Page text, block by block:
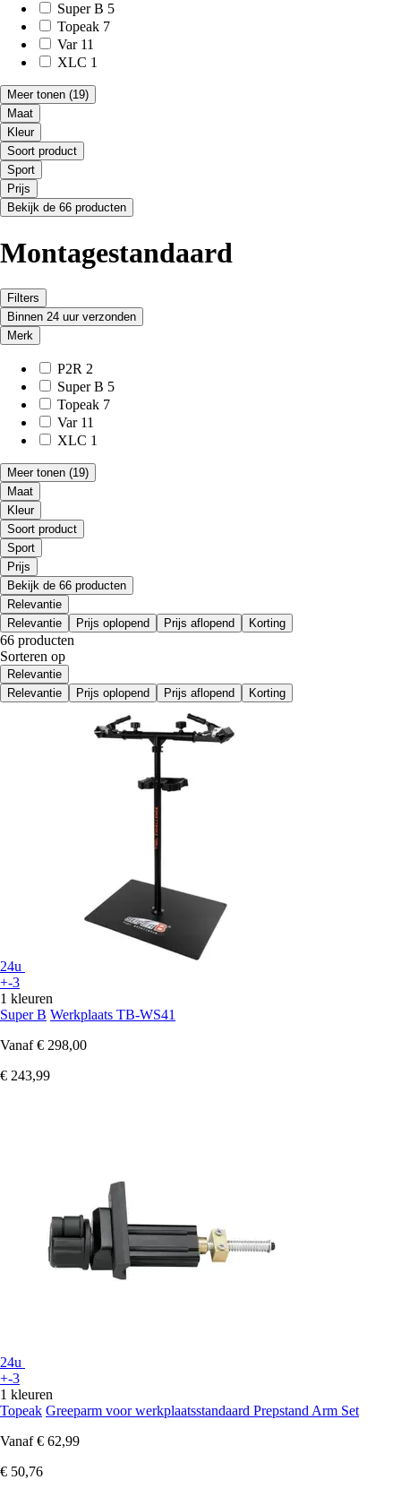
Super B 5
Topeak 7
Var 11
XLC 1
Meer tonen (19)
Maat
Kleur
Soort product
Sport
Prijs
Bekijk de 66 producten
Montagestandaard
Filters
Binnen 24 uur verzonden
Merk
P2R 2
Super B 5
Topeak 7
Var 11
XLC 1
Meer tonen (19)
Maat
Kleur
Soort product
Sport
Prijs
Bekijk de 66 producten
Relevantie
Relevantie
Prijs oplopend Prijs aflopend Korting
66 producten
Sorteren op
Relevantie
Relevantie
Prijs oplopend Prijs aflopend Korting
24u
+-3
1 kleuren
Super B Werkplaats TB-WS41
Vanaf € 298,00
€ 243,99
24u
+-3
1 kleuren
Topeak Greeparm voor werkplaatsstandaard Prepstand Arm Set
Vanaf € 62,99
€ 50,76